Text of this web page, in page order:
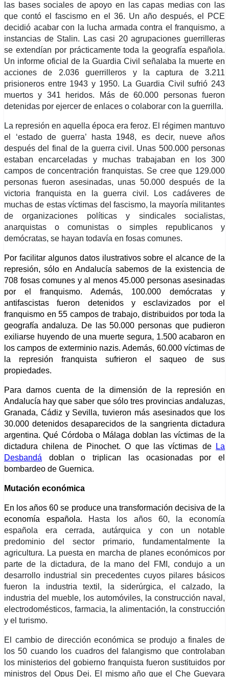
las bases sociales de apoyo en las capas medias con las
que contó el fascismo en el 36. Un año después, el PCE
decidió acabar con la lucha armada contra el franquismo, a
instancias de Stalin. Las casi 20 agrupaciones guerrilleras
se extendían por prácticamente toda la geografía española.
Un informe oficial de la Guardia Civil señalaba la muerte en
acciones de 2.036 guerrilleros y la captura de 3.211
prisioneros entre 1943 y 1950. La Guardia Civil sufrió 243
muertos y 341 heridos. Más de 60.000 personas fueron
detenidas por ejercer de enlaces o colaborar con la guerrilla.
La represión en aquella época era feroz. El régimen mantuvo
el ‘estado de guerra’ hasta 1948, es decir, nueve años
después del final de la guerra civil. Unas 500.000 personas
estaban encarceladas y muchas trabajaban en los 300
campos de concentración franquistas. Se cree que 129.000
personas fueron asesinadas, unas 50.000 después de la
victoria franquista en la guerra civil. Los cadáveres de
muchas de estas víctimas del fascismo, la mayoría militantes
de organizaciones políticas y sindicales socialistas,
anarquistas o comunistas o simples republicanos y
demócratas, se hayan todavía en fosas comunes.
Por facilitar algunos datos ilustrativos sobre el alcance de la
represión, sólo en Andalucía sabemos de la existencia de
708 fosas comunes y al menos 45.000 personas asesinadas
por el franquismo. Además, 100.000 demócratas y
antifascistas fueron detenidos y esclavizados por el
franquismo en 55 campos de trabajo, distribuidos por toda la
geografía andaluza. De las 50.000 personas que pudieron
exiliarse huyendo de una muerte segura, 1.500 acabaron en
los campos de exterminio nazis. Además, 60.000 víctimas de
la represión franquista sufrieron el saqueo de sus
propiedades.
Para darnos cuenta de la dimensión de la represión en
Andalucía hay que saber que sólo tres provincias andaluzas,
Granada, Cádiz y Sevilla, tuvieron más asesinados que los
30.000 detenidos desaparecidos de la sangrienta dictadura
argentina. Qué Córdoba o Málaga doblan las víctimas de la
dictadura chilena de Pinochet. O que las víctimas de
La
Desbandá doblan o triplican las ocasionadas por el
bombardeo de Guernica.
Mutación económica
En los años 60 se produce una transformación decisiva de la
economía española. Hasta los años 60, la economía
española era cerrada, autárquica y con un notable
predominio del sector primario, fundamentalmente la
agricultura. La puesta en marcha de planes económicos por
parte de la dictadura, de la mano del FMI, condujo a un
desarrollo industrial sin precedentes cuyos pilares básicos
fueron la industria textil,
la siderúrgica, el calzado, la
industria del mueble, los automóviles, la construcción naval,
electrodomésticos, farmacia, la alimentación, la construcción
y el turismo.
El cambio de dirección económica se produjo a finales de
los 50 cuando los cuadros del falangismo que controlaban
los ministerios del gobierno franquista fueron sustituidos por
ministros del Opus Dei. El mismo año que el Che Guevara